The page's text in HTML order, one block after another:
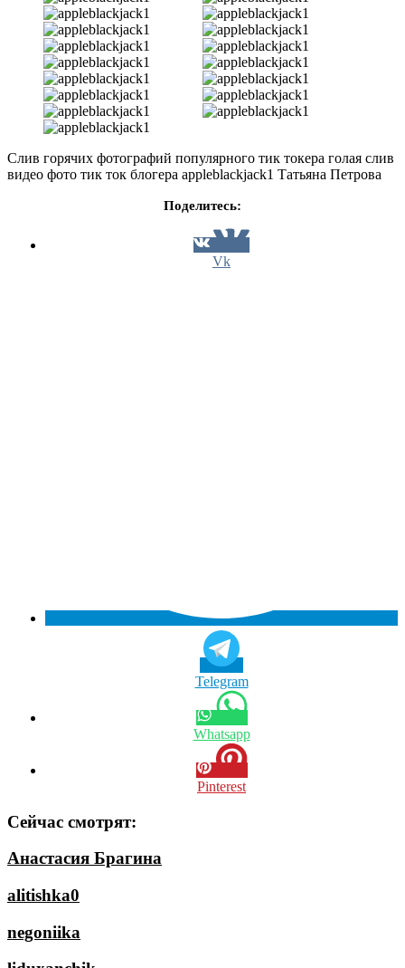
Слив горячих фотографий популярного тик токера голая слив
видео фото тик ток блогера appleblackjack1 Татьяна Петрова
Поделитесь:
Vk
Telegram
Whatsapp
Pinterest
Сейчас смотрят:
Анастасия Брагина
alitishka0
negoniika